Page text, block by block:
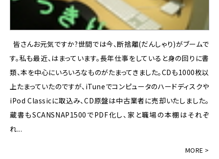
皆さんお元気ですか?世間では今、断捨離(だんしゃり)がブームで
す。私も最近、はまっています。長年仕事をしていると身の回りに書
類、本を中心にいろいろなものがたまってきました。CDも1000枚以
上たまっていたのですが、iTuneでコンピュータのハードディスクや
iPod Classicに取込み、CD原盤は中古業者に売却いたしました。
蔵書もSCANSNAP1500でPDF化し、家と職場の本棚はそれぞ
れ...